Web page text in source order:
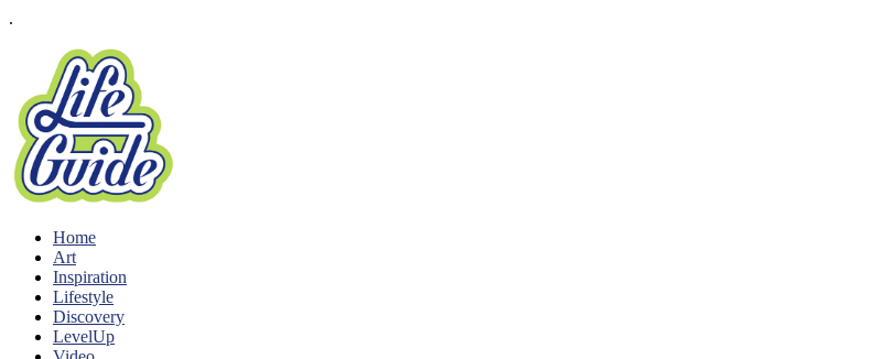
.
Home
Art
Inspiration
Lifestyle
Discovery
LevelUp